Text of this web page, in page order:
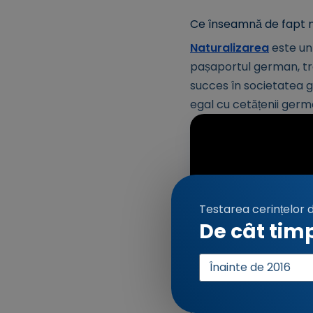
Ce înseamnă de fapt
Naturalizareaeste
pașaportul german,
succes în societatea
egal cu cetățenii
Cât durează în
Durata de
Testarea cerințelor
De cât
Anul
intrării